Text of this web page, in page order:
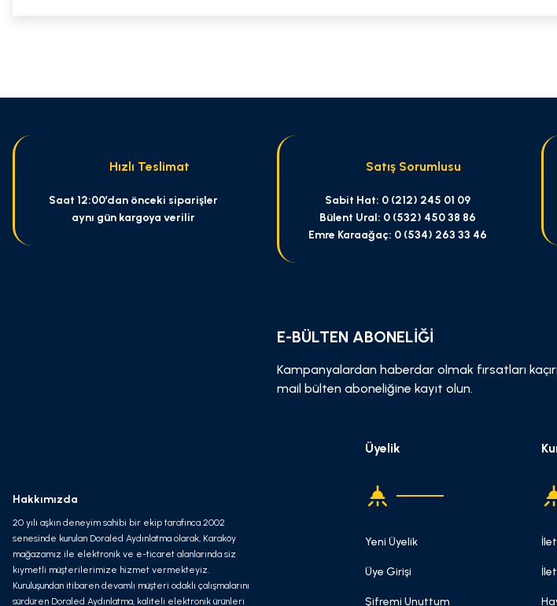
Yorum Yaz
Ürün açıklamasında eksik bilgiler bulunuyor.
Bu ürüne benzer farklı alternatifler olmalı.
Hızlı Teslimat
Saat 12:00’dan önceki siparişler
aynı gün kargoya verilir
Satış Sorumlusu
Sabit Hat: 0 (212) 245 01 09
Bülent Ural: 0 (532) 450 38 86
Emre Karaağaç: 0 (534) 263 33 46
E-BÜLTEN ABONELİĞİ
Kampanyalardan haberdar olmak fırsatları
mail bülten aboneliğine kayıt olun.
Hakkımızda
20 yılı aşkın deneyim sahibi bir ekip tarafınca 2002
senesinde kurulan Doraled Aydınlatma olarak, Karaköy
mağazamız ile elektronik ve e-ticaret alanlarında siz
kıymetli müşterilerimize hizmet vermekteyiz.
Kuruluşundan itibaren devamlı müşteri odaklı çalışmalarını
sürdüren Doraled Aydınlatma, kaliteli elektronik ürünleri
Üyelik
Yeni Üyelik
Üye Girişi
Şifremi Unuttum